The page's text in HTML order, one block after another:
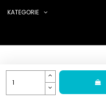
KATEGORIE